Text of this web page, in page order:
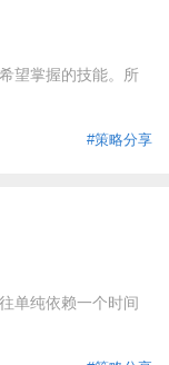
望掌握的技能。所
#策略分享
单纯依赖一个时间